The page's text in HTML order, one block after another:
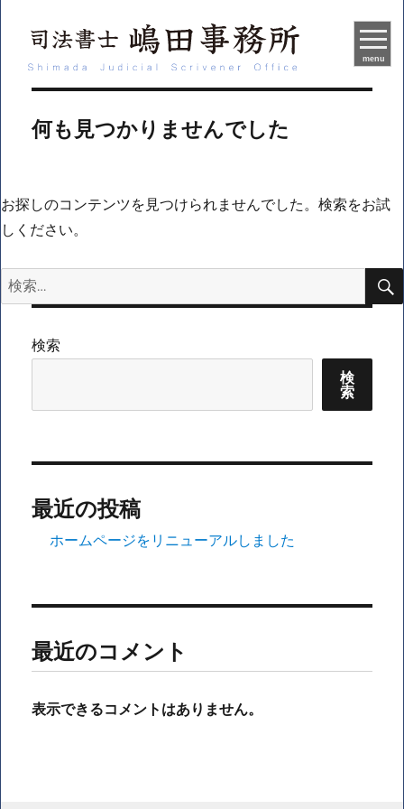
menu
何も見つかりませんでした
お探しのコンテンツを見つけられませんでした。検索をお試
しください。
検
索:
検索
検
索
最近の投稿
ホームページをリニューアルしました
最近のコメント
表示できるコメントはありません。